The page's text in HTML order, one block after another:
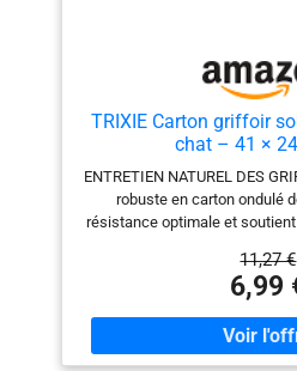
TRIXIE Carton griffoir
chat – 41 ×
ENTRETIEN NATUREL DES
robuste en carton ondulé
résistance optimale et
À CHAT POUR PLUS DE
incluse apporte une
encourage ton chat à griffer,
POLYVALENT : Grâce à ses
carton griffoir convient
11,27 €
6,99